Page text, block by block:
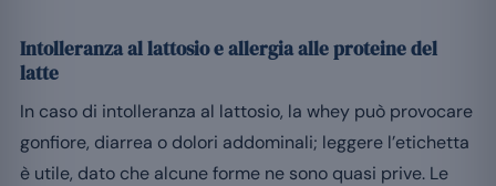
Intolleranza al lattosio e allergia alle proteine del
latte
In caso di intolleranza al lattosio, la whey può provocare
gonfiore, diarrea o dolori addominali; leggere l’etichetta
è utile, dato che alcune forme ne sono quasi prive. Le